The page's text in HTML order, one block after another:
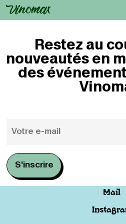
Restez au
nouveautés en
des
Mail